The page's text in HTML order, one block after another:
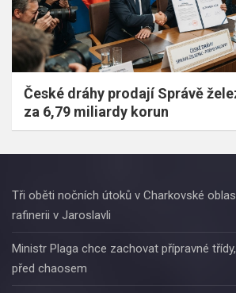
České dráhy prodají Správě
za 6,79 miliardy korun
Tři oběti nočních útoků v Charkovské
rafinerii v Jaroslavli
Ministr Plaga chce zachovat přípravné
před chaosem